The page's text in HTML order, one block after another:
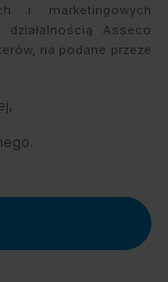
i marketingowych
Asseco
na podane przeze